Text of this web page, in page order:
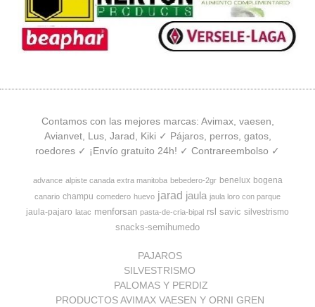
Contamos con las mejores marcas: Avimax, vaesen,
Avianvet, Lus, Jarad, Kiki ✓ Pájaros, perros, gatos,
roedores ✓ ¡Envío gratuito 24h! ✓ Contrareembolso ✓
advance alpiste canada extra manitoba bebedero-2gr benelux bogena
canario champu comedero huevo jarad jaula jaula loro con parque
jaula-pajaro latac menforsan pasta-de-cria-bipal rsl savic silvestrismo
snacks-semihumedo
PAJAROS
SILVESTRISMO
PALOMAS Y PERDIZ
PRODUCTOS AVIMAX VAESEN Y ORNI GREN